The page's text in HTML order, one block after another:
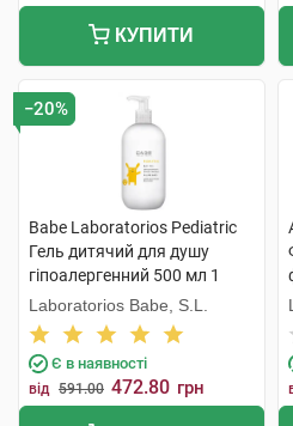
КУПИТИ
−20%
Babe Laboratorios Pediatric
Гель дитячий для душу
гіпоалергенний 500 мл 1
флакон
Laboratorios Babe, S.L.
Є в наявності
від 591.00 472.80 грн